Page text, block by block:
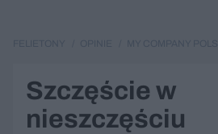
Szczęście w
nieszczęściu